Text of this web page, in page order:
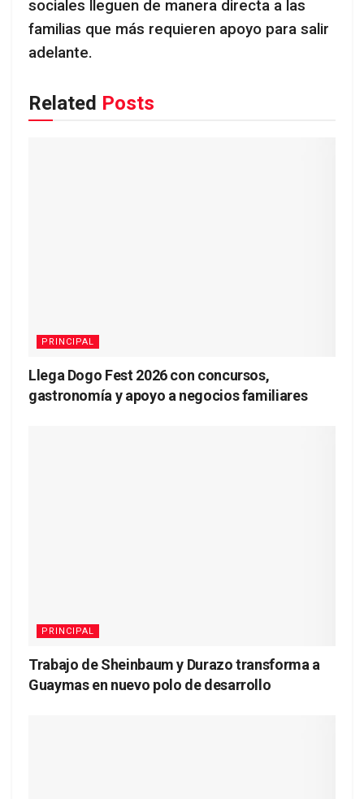
sociales lleguen de manera directa a las
familias que más requieren apoyo para salir
adelante.
Related Posts
PRINCIPAL
Llega Dogo Fest 2026 con concursos,
gastronomía y apoyo a negocios familiares
PRINCIPAL
Trabajo de Sheinbaum y Durazo transforma a
Guaymas en nuevo polo de desarrollo